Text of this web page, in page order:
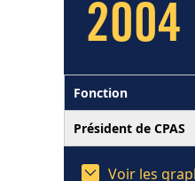
2004
Fonction
Président de CPAS
Voir les